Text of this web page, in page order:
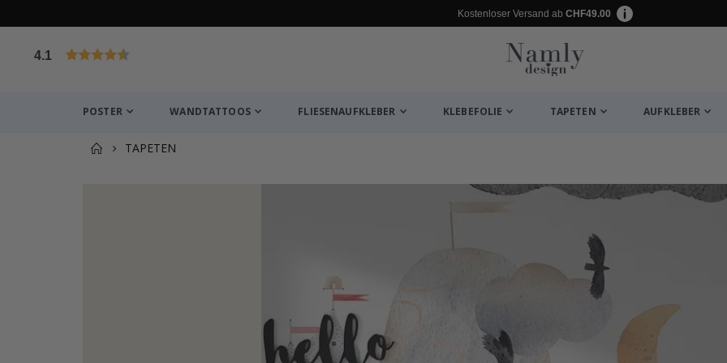
Kostenloser Versand ab CHF49.00
4.1
POSTER WANDTATTOOS FLIESENAUFKLEBER KLEBEFOLIE TAPETEN AUFKLEBER
TAPETEN
Zusammen gekaufte Produkte
Wandaufkleber - Tropische grüne Blätter und Schmetterlinge